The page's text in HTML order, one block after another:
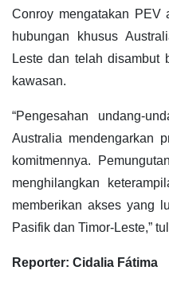
Conroy mengatakan PEV
hubungan khusus
Leste dan telah disambut
kawasan.
“Pengesahan undang-
Australia mendengarkan
komitmennya.
menghilangkan
memberikan akses yang
Pasifik dan Timor-Leste,”
Reporter: Cidalia Fátima